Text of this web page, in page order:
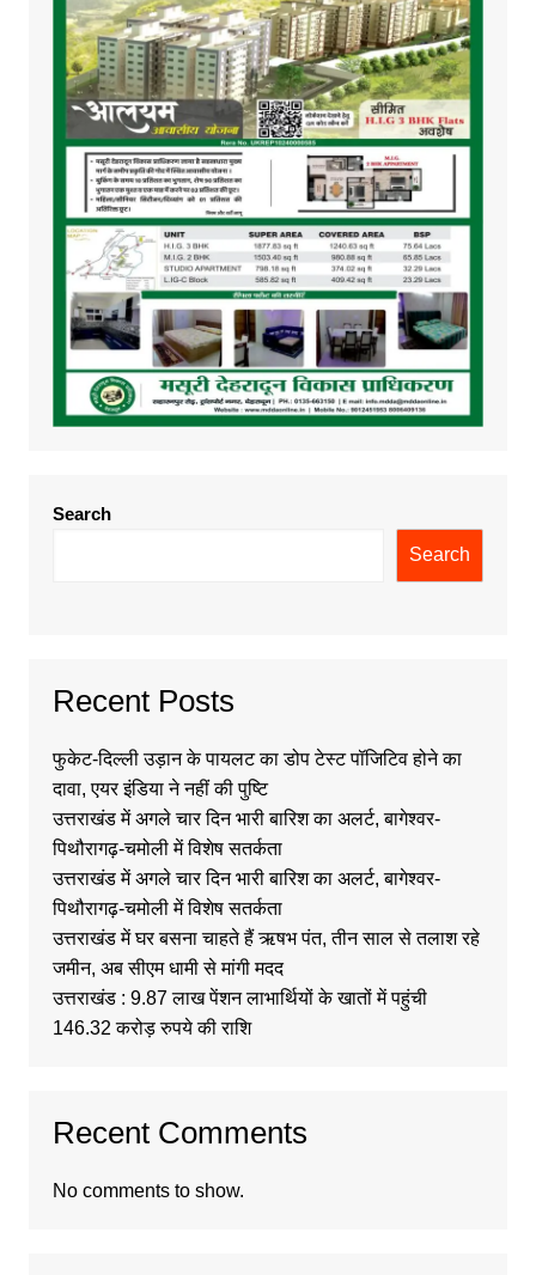
Search
Search
Recent Posts
फुकेट-दिल्ली उड़ान के पायलट का डोप टेस्ट पॉजिटिव होने का
दावा, एयर इंडिया ने नहीं की पुष्टि
उत्तराखंड में अगले चार दिन भारी बारिश का अलर्ट, बागेश्वर-
पिथौरागढ़-चमोली में विशेष सतर्कता
उत्तराखंड में अगले चार दिन भारी बारिश का अलर्ट, बागेश्वर-
पिथौरागढ़-चमोली में विशेष सतर्कता
उत्तराखंड में घर बसना चाहते हैं ऋषभ पंत, तीन साल से तलाश रहे
जमीन, अब सीएम धामी से मांगी मदद
उत्तराखंड : 9.87 लाख पेंशन लाभार्थियों के खातों में पहुंची
146.32 करोड़ रुपये की राशि
Recent Comments
No comments to show.